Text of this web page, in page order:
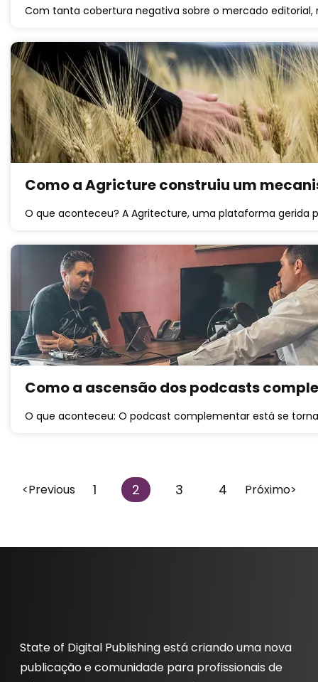
Com tanta cobertura negativa sobre o mercado editorial,
Como a Agricture construiu um
O que aconteceu? A Agritecture, uma plataforma gerida
Como a ascensão dos podcasts
O que aconteceu: O podcast complementar está se
<Previous 1 2 3 4 Próximo>
State of Digital Publishing está criando uma nova
publicação e comunidade para profissionais de